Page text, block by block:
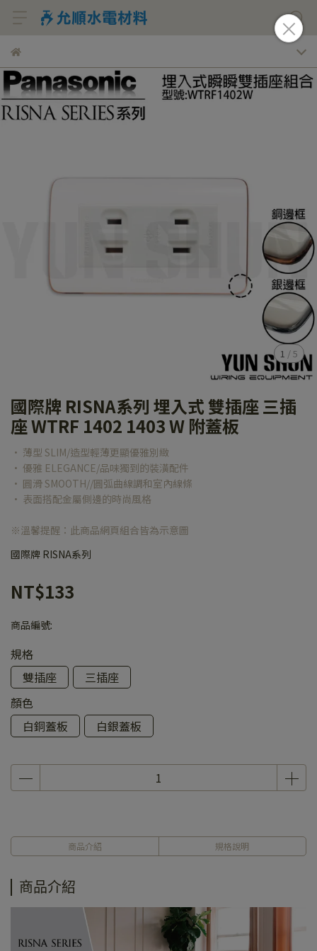
1 /5
國際牌 RISNA系列 埋入式 雙插座 三插
座 WTRF 1402 1403 W 附蓋板
• 薄型 SLIM/造型輕薄更顯優雅別緻
• 優雅 ELEGANCE/品味獨到的裝潢配件
• 圓滑 SMOOTH//圓弧曲線調和室內線條
• 表面搭配金屬側邊的時尚風格
※溫馨提醒：此商品網頁組合皆為示意圖
國際牌 RISNA系列
NT$133
商品編號:
規格
雙插座
三插座
顏色
白銅蓋板
白銀蓋板
商品介紹 規格說明
商品介紹